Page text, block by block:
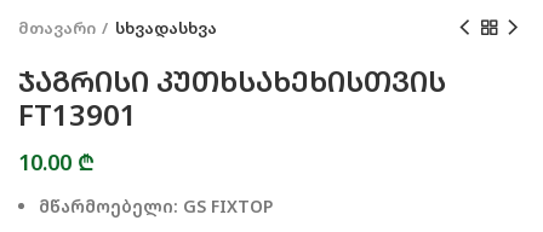
მთავარი სხვადასხვა
ᲯᲐᲒᲠᲘᲡᲘ ᲙᲣᲗᲮᲡᲐᲮᲔᲮᲘᲡᲗᲕᲘᲡ
FT13901
10.00 ₾
მწარმოებელი: GS FIXTOP